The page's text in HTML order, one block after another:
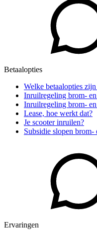
Betaalopties
Welke betaalopties zijn
Inruilregeling brom-
Inruilregeling brom-
Lease, hoe werkt dat?
Je scooter inruilen?
Subsidie slopen brom-
Ervaringen